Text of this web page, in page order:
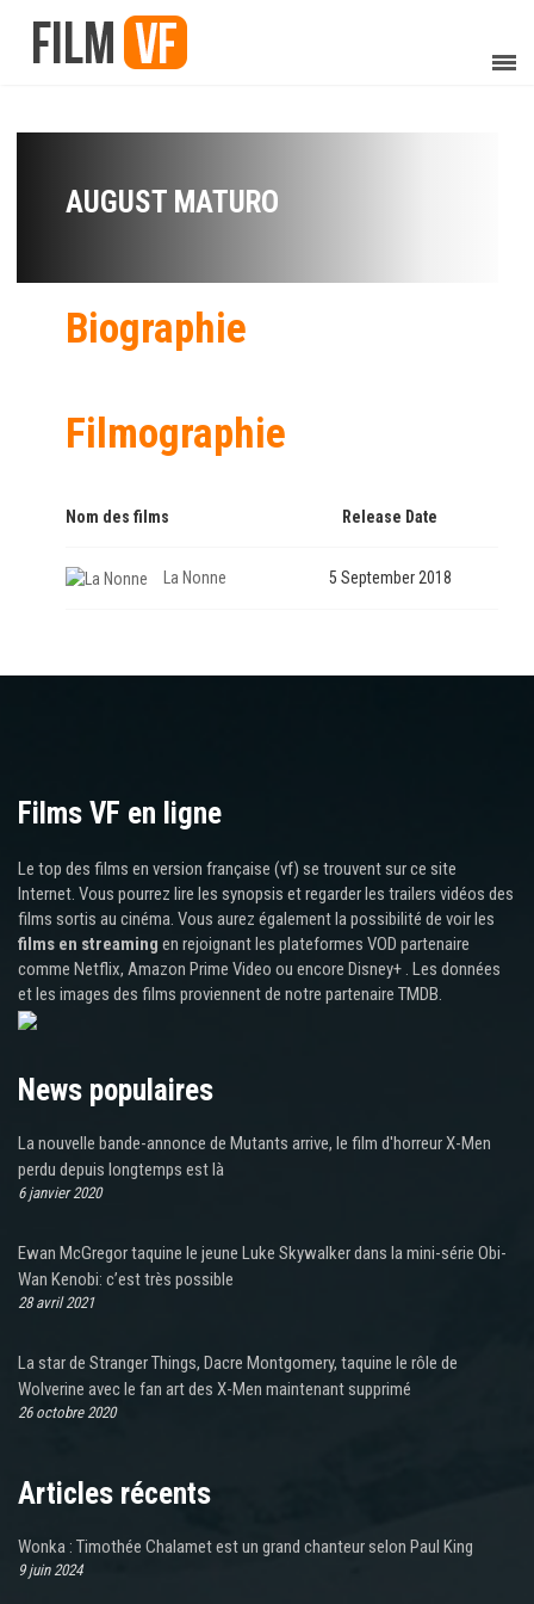
AUGUST MATURO
Biographie
Filmographie
Nom des films Release Date
La Nonne 5 September 2018
Films VF en ligne
Le top des films en version française (vf) se trouvent sur ce site
Internet. Vous pourrez lire les synopsis et regarder les trailers vidéos des
films sortis au cinéma. Vous aurez également la possibilité de voir les
films en streaming en rejoignant les plateformes VOD partenaire
comme Netflix, Amazon Prime Video ou encore Disney+ . Les données
et les images des films proviennent de notre partenaire TMDB.
News populaires
La nouvelle bande-annonce de Mutants arrive, le film d'horreur X-Men
perdu depuis longtemps est là
6 janvier 2020
Ewan McGregor taquine le jeune Luke Skywalker dans la mini-série Obi-
Wan Kenobi: c’est très possible
28 avril 2021
La star de Stranger Things, Dacre Montgomery, taquine le rôle de
Wolverine avec le fan art des X-Men maintenant supprimé
26 octobre 2020
Articles récents
Wonka : Timothée Chalamet est un grand chanteur selon Paul King
9 juin 2024